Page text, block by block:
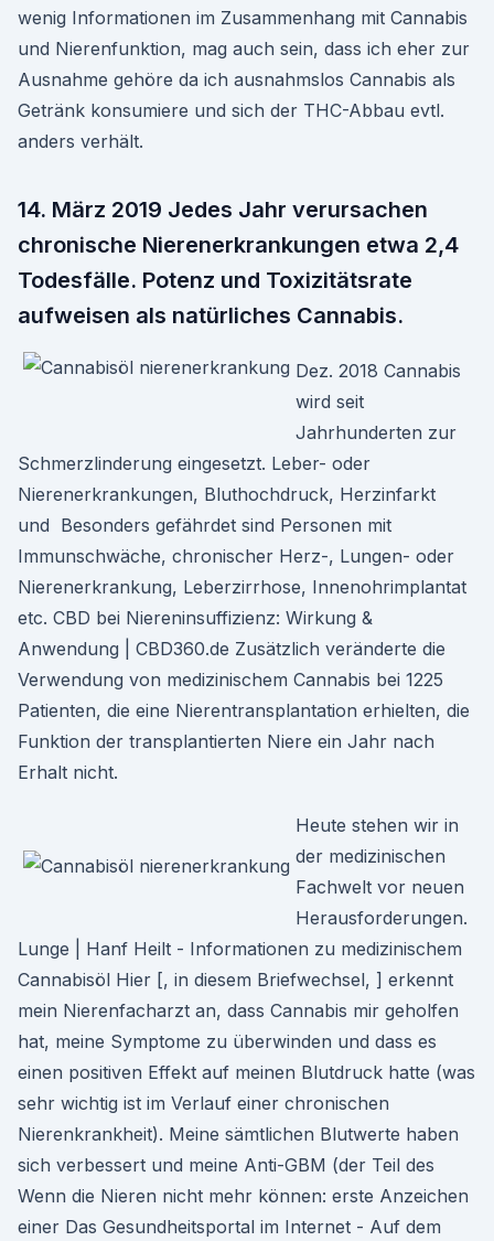
wenig Informationen im Zusammenhang mit Cannabis
und Nierenfunktion, mag auch sein, dass ich eher zur
Ausnahme gehöre da ich ausnahmslos Cannabis als
Getränk konsumiere und sich der THC-Abbau evtl.
anders verhält.
14. März 2019 Jedes Jahr verursachen
chronische Nierenerkrankungen etwa 2,4
Todesfälle. Potenz und Toxizitätsrate
aufweisen als natürliches Cannabis.
Dez. 2018 Cannabis
wird seit
Jahrhunderten zur
Schmerzlinderung eingesetzt. Leber- oder
Nierenerkrankungen, Bluthochdruck, Herzinfarkt
und Besonders gefährdet sind Personen mit
Immunschwäche, chronischer Herz-, Lungen- oder
Nierenerkrankung, Leberzirrhose, Innenohrimplantat
etc. CBD bei Niereninsuffizienz: Wirkung &
Anwendung | CBD360.de Zusätzlich veränderte die
Verwendung von medizinischem Cannabis bei 1225
Patienten, die eine Nierentransplantation erhielten, die
Funktion der transplantierten Niere ein Jahr nach
Erhalt nicht.
Heute stehen wir in
der medizinischen
Fachwelt vor neuen
Herausforderungen.
Lunge | Hanf Heilt - Informationen zu medizinischem
Cannabisöl Hier [, in diesem Briefwechsel, ] erkennt
mein Nierenfacharzt an, dass Cannabis mir geholfen
hat, meine Symptome zu überwinden und dass es
einen positiven Effekt auf meinen Blutdruck hatte (was
sehr wichtig ist im Verlauf einer chronischen
Nierenkrankheit). Meine sämtlichen Blutwerte haben
sich verbessert und meine Anti-GBM (der Teil des
Wenn die Nieren nicht mehr können: erste Anzeichen
einer Das Gesundheitsportal im Internet - Auf dem